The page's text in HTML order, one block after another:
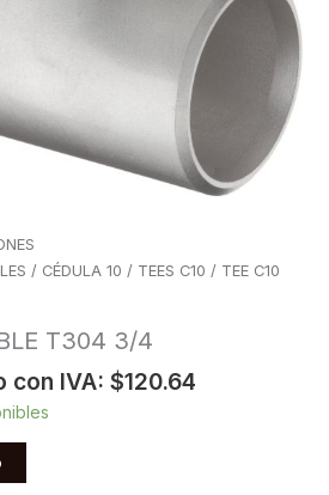
/ CÉDULA 10 / TEES C10 / TEE C10
T304 3/4
con IVA: $120.64